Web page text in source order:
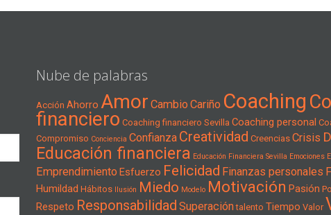
Nube de palabras
Acción Ahorro Amor Cambio Cariño Coaching
financiero Coaching financiero Sevilla Coaching personal
Compromiso Conciencia Confianza Creatividad Creencias Crisis
Educación financiera Educación Financiera Sevilla Emociones
Emprendimiento Esfuerzo Felicidad Finanzas personales
Humildad Hábitos Ilusión Miedo Modelo Motivación Pasión
Respeto Responsabilidad Superación talento Tiempo Valor